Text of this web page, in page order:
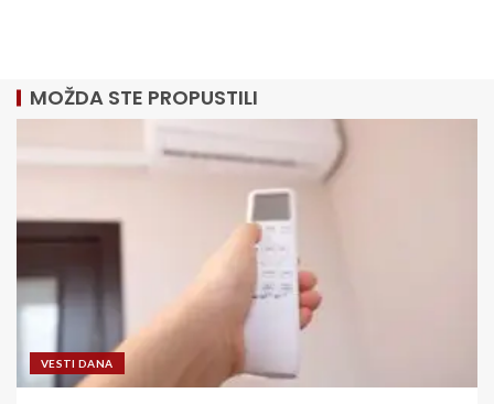
MOŽDA STE PROPUSTILI
VESTI DANA